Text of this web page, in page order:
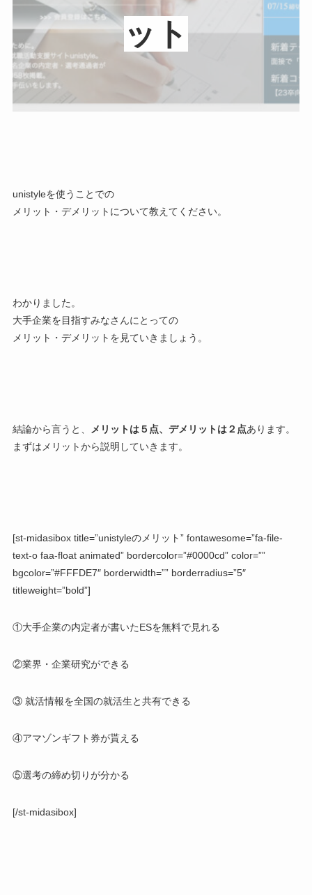
ット
unistyleを使うことでの
メリット・デメリットについて教えてください。
わかりました。
大手企業を目指すみなさんにとっての
メリット・デメリットを見ていきましょう。
結論から言うと、 メリットは５点、デメリットは２点あります。
まずはメリットから説明していきます。
[st-midasibox title=”unistyleのメリット” fontawesome=”fa-file-
text-o faa-float animated” bordercolor=”#0000cd” color=””
bgcolor=”#FFFDE7″ borderwidth=”” borderradius=”5″
titleweight=”bold”]
①大手企業の内定者が書いたESを無料で見れる
②業界・企業研究ができる
③ 就活情報を全国の就活生と共有できる
④アマゾンギフト券が貰える
⑤選考の締め切りが分かる
[/st-midasibox]